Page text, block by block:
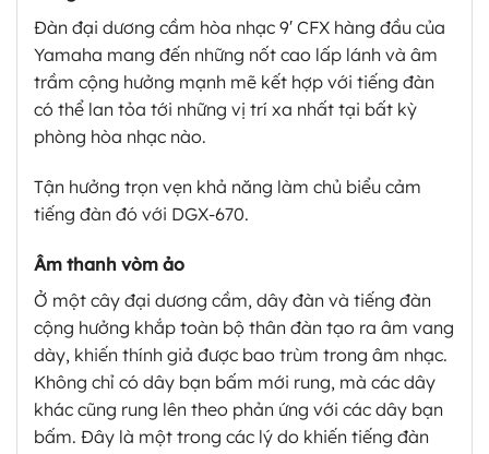
Đàn đại dương cầm hòa nhạc 9′ CFX hàng đầu của
Yamaha mang đến những nốt cao lấp lánh và âm
trầm cộng hưởng mạnh mẽ kết hợp với tiếng đàn
có thể lan tỏa tới những vị trí xa nhất tại bất kỳ
phòng hòa nhạc nào.
Tận hưởng trọn vẹn khả năng làm chủ biểu cảm
tiếng đàn đó với DGX-670.
Âm thanh vòm ảo
Ở một cây đại dương cầm, dây đàn và tiếng đàn
cộng hưởng khắp toàn bộ thân đàn tạo ra âm vang
dày, khiến thính giả được bao trùm trong âm nhạc.
Không chỉ có dây bạn bấm mới rung, mà các dây
khác cũng rung lên theo phản ứng với các dây bạn
bấm. Đây là một trong các lý do khiến tiếng đàn